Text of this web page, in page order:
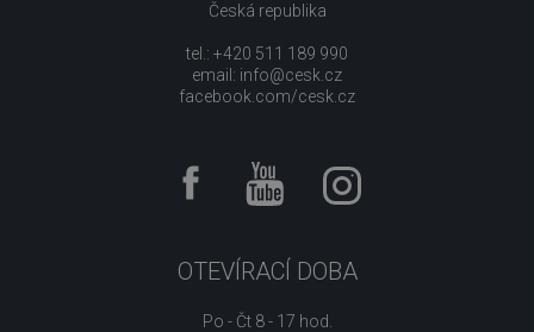
Česká republika
tel.: +420 511 189 990
email: info@cesk.cz
facebook.com/cesk.cz
OTEVÍRACÍ DOBA
Po - Čt 8 - 17 hod.